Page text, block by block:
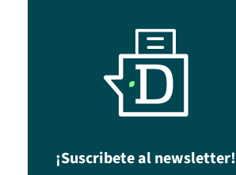
¡Suscribete al newsletter!